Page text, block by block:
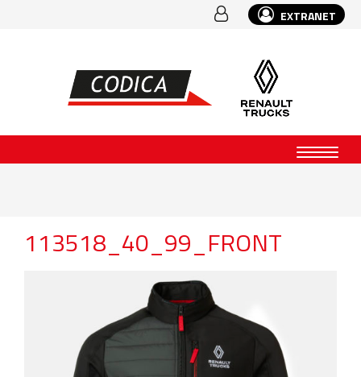
EXTRANET
113518_40_99_FRONT